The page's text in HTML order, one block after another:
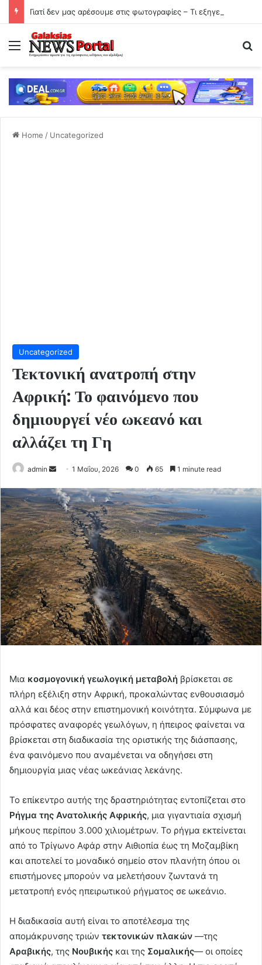
Menu
Home / Uncategorized
Uncategorized
Τεκτονική ανατροπή στην
Αφρική: Το φαινόμενο που
δημιουργεί νέο ωκεανό και
αλλάζει τη Γη
admin
Send
email
1 Μαΐου, 2026 0 65 1 minute read
Μια κοσμογονική γεωλογική μεταβολή βρίσκεται σε
πλήρη εξέλιξη στην Αφρική, προκαλώντας ενθουσιασμό
αλλά και δέος στην επιστημονική κοινότητα. Σύμφωνα με
πρόσφατες αναφορές γεωλόγων, η ήπειρος φαίνεται να
βρίσκεται στη διαδικασία της οριστικής της διάσπασης,
ένα φαινόμενο που αναμένεται να οδηγήσει στη
δημιουργία μιας νέας ωκεάνιας λεκάνης.
Το επίκεντρο αυτής της δραστηριότητας εντοπίζεται στο
Ρήγμα της Ανατολικής Αφρικής, μια γιγαντιαία σχισμή
μήκους περίπου 3.000 χιλιομέτρων. Το ρήγμα εκτείνεται
από το Τρίγωνο Αφάρ στην Αιθιοπία έως τη Μοζαμβίκη
και αποτελεί το μοναδικό σημείο στον πλανήτη όπου οι
επιστήμονες μπορούν να μελετήσουν ζωντανά τη
μετατροπή ενός ηπειρωτικού ρήγματος σε ωκεάνιο.
Η διαδικασία αυτή είναι το αποτέλεσμα της
απομάκρυνσης τριών τεκτονικών πλακών —της
Αραβικής, της Νουβικής και της Σομαλικής— οι οποίες